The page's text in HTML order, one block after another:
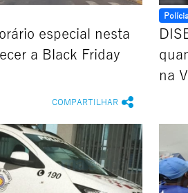
especial nesta
a Black Friday
COMPARTILHAR
Polícia
na